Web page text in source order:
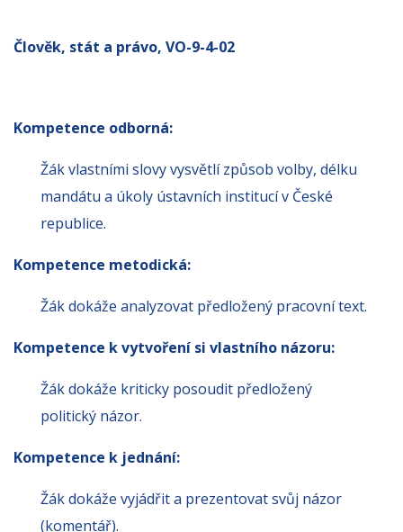
Člověk, stát a právo, VO-9-4-02
Kompetence odborná:
Žák vlastními slovy vysvětlí způsob volby, délku
mandátu a úkoly ústavních institucí v České
republice.
Kompetence metodická:
Žák dokáže analyzovat předložený pracovní text.
Kompetence k vytvoření si vlastního názoru:
Žák dokáže kriticky posoudit předložený
politický názor.
Kompetence k jednání:
Žák dokáže vyjádřit a prezentovat svůj názor
(komentář).